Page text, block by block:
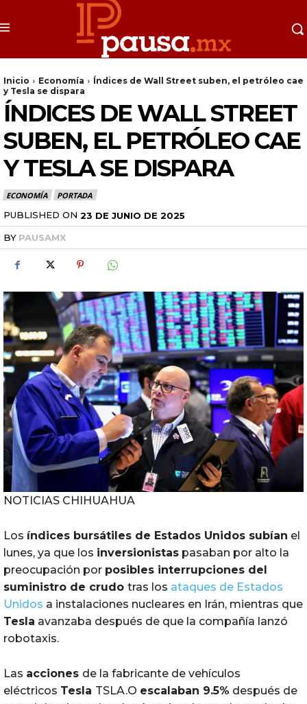
Inicio Economía
Índices de Wall Street suben, el petróleo cae
y Tesla se dispara
ÍNDICES DE WALL STREET
SUBEN, EL PETRÓLEO CAE
Y TESLA SE DISPARA
ECONOMÍA PORTADA
PUBLISHED ON 23 DE JUNIO DE 2025
BY PAUSAMX
NOTICIAS CHIHUAHUA
Los índices bursátiles de Estados Unidos subían el
lunes, ya que los inversionistas pasaban por alto la
preocupación por posibles interrupciones del
suministro de crudo tras los ataques de Estados
Unidos a instalaciones nucleares en Irán, mientras que
Tesla avanzaba después de que la compañía lanzó
robotaxis.
Las acciones de la fabricante de vehículos
eléctricos Tesla TSLA.O escalaban 9.5% después de